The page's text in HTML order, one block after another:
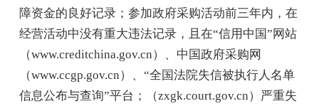
障资金的良好记录；参加政府采购活动前三年内，在
经营活动中没有重大违法记录，且在“信用中国”网站
（www.creditchina.gov.cn）、中国政府采购网
（www.ccgp.gov.cn）、“全国法院失信被执行人名单
信息公布与查询”平台；（zxgk.court.gov.cn）严重失